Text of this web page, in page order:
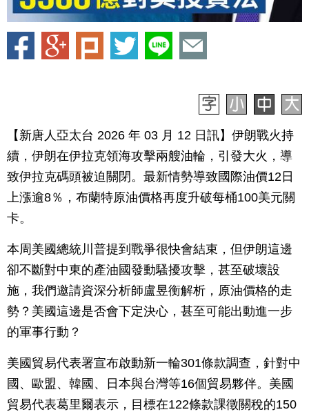
【新唐人亞太台 2026 年 03 月 12 日訊】伊朗戰火持
續，伊朗在伊拉克領海攻擊兩艘油輪，引發大火，導
致伊拉克碼頭被迫關閉。最新情勢導致國際油價12日
上漲逾8％，布蘭特原油價格再度升破每桶100美元關
卡。
本周美國總統川普提到戰爭很快會結束，但伊朗這邊
卻不斷對中東的產油國發動騷擾攻擊，甚至破壞設
施，我們邀請資深分析師盧昱衡解析，原油價格的走
勢？美國這邊是否會下定決心，甚至可能出動進一步
的軍事行動？
美國貿易代表署宣布啟動新一輪301條款調查，針對中
國、歐盟、韓國、日本與台灣等16個貿易夥伴。美國
貿易代表葛里爾表示，目標在122條款課徵關稅的150